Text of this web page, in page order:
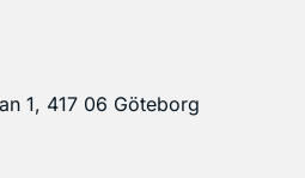
1, 417 06 Göteborg